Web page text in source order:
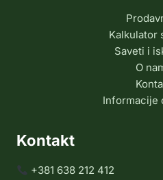
Kalkulator
Saveti i
O
Informacije
Kontakt
+381 638 212 412